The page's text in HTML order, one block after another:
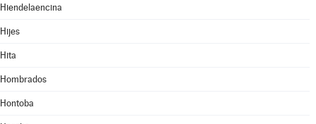
Hiendelaencina
Hijes
Hita
Hombrados
Hontoba